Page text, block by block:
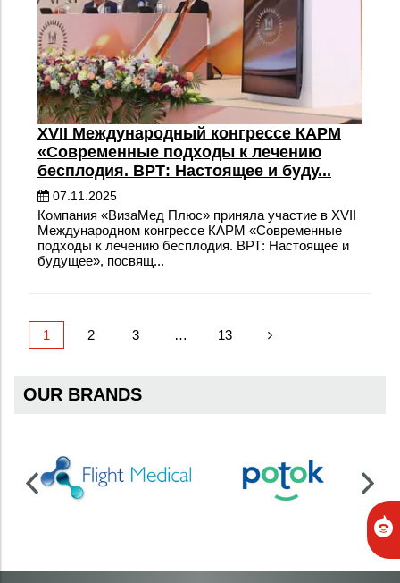
XVII Международный конгрессе КАРМ
«Современные подходы к лечению
бесплодия. ВРТ: Настоящее и буду...
07.11.2025
Компания «ВизаМед Плюс» приняла участие в XVII
Международном конгрессе КАРМ «Современные
подходы к лечению бесплодия. ВРТ: Настоящее и
будущее», посвящ...
1 2 3 … 13
OUR BRANDS